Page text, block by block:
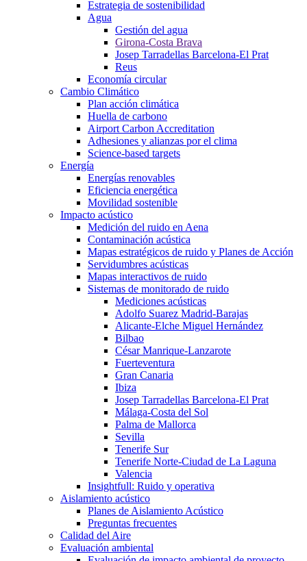
Estrategia de sostenibilidad
Agua
Gestión del agua
Girona-Costa Brava
Josep Tarradellas Barcelona-El Prat
Reus
Economía circular
Cambio Climático
Plan acción climática
Huella de carbono
Airport Carbon Accreditation
Adhesiones y alianzas por el clima
Science-based targets
Energía
Energías renovables
Eficiencia energética
Movilidad sostenible
Impacto acústico
Medición del ruido en Aena
Contaminación acústica
Mapas estratégicos de ruido y Planes de Acción
Servidumbres acústicas
Mapas interactivos de ruido
Sistemas de monitorado de ruido
Mediciones acústicas
Adolfo Suarez Madrid-Barajas
Alicante-Elche Miguel Hernández
Bilbao
César Manrique-Lanzarote
Fuerteventura
Gran Canaria
Ibiza
Josep Tarradellas Barcelona-El Prat
Málaga-Costa del Sol
Palma de Mallorca
Sevilla
Tenerife Sur
Tenerife Norte-Ciudad de La Laguna
Valencia
Insightfull: Ruido y operativa
Aislamiento acústico
Planes de Aislamiento Acústico
Preguntas frecuentes
Calidad del Aire
Evaluación ambiental